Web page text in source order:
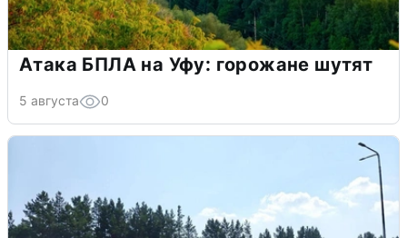
Атака БПЛА на Уфу: горожане шутят
5 августа 0